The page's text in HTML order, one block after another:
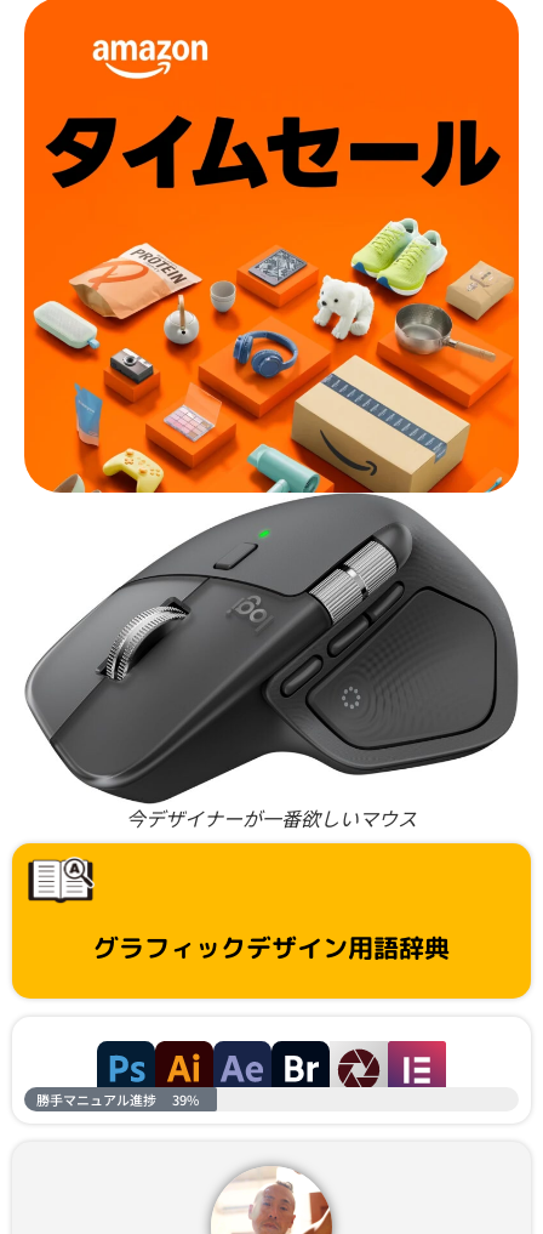
今デザイナーが一番欲しいマウス
グラフィックデザイン用語辞典
勝手マニュアル進捗 39%